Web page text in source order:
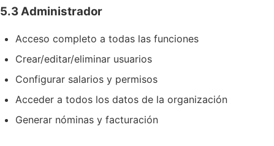
5.3 Administrador
Acceso completo a todas las funciones
Crear/editar/eliminar usuarios
Configurar salarios y permisos
Acceder a todos los datos de la organización
Generar nóminas y facturación